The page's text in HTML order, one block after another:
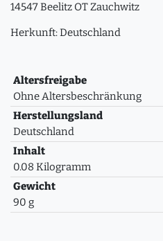
14547 Beelitz OT Zauchwitz
Herkunft: Deutschland
Altersfreigabe
Ohne Altersbeschränkung
Herstellungsland
Deutschland
Inhalt
0.08 Kilogramm
Gewicht
90 g